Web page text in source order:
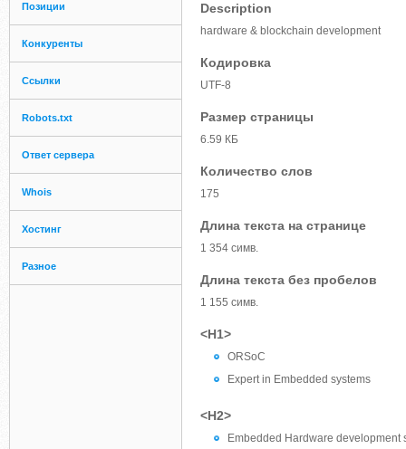
Позиции
Конкуренты
Ссылки
Robots.txt
Ответ сервера
Whois
Хостинг
Разное
Description
hardware & blockchain development
Кодировка
UTF-8
Размер страницы
6.59 КБ
Количество слов
175
Длина текста на странице
1 354 симв.
Длина текста без пробелов
1 155 симв.
<H1>
ORSoC
Expert in Embedded systems
<H2>
Embedded Hardware development